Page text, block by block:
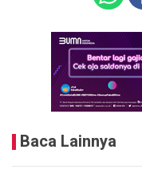
Baca Lainnya